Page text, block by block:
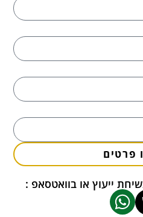
פרטים
ייעוץ או בוואטסאפ :